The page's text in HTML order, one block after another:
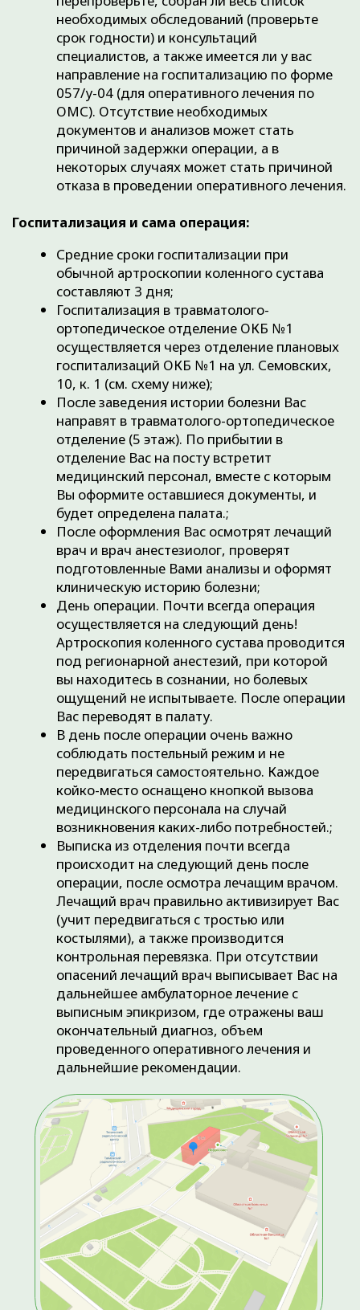
В день после операции очень важно
соблюдать постельный режим и не
передвигаться самостоятельно. Каждое
койко-место оснащено кнопкой вызова
медицинского персонала на случай
возникновения каких-либо потребностей.;
Выписка из отделения почти всегда
происходит на следующий день после
операции, после осмотра лечащим врачом.
Лечащий врач правильно активизирует Вас
(учит передвигаться с тростью или
костылями), а также производится
контрольная перевязка. При отсутствии
опасений лечащий врач выписывает Вас на
дальнейшее амбулаторное лечение с
окончательный диагноз, объем
проведенного оперативного лечения и
дальнейшие рекомендации.
Период после выписки из стационара:
Средние сроки временной
нетрудоспособности после обычной
артроскопии коленного сустава составляют
около 2 недель у представителей
нерабочих специальностей и около 3-4
недель у пациентов рабочих
специальностей.;
Дальнейшее лечение проводится у
травматолога в амбулаторных условиях в
поликлинике по м/ж, либо в других
учреждениях поликлинического типа;
Перевязки и снятие швов осуществляются
врачом поликлиники в среднем на 5-7
сутки;
Важной рекомендацией после артроскопии
коленного сустава, на которой стоит
заострить отдельное внимание, является
ограничение глубокого сгибания (более 90
градусов) в коленном суставе на срок не
менее 1 недели. Это очень важно для
минимизации рисков послеоперационного
кровотечения в полость сустава и для более
быстрого заживления оперированной
Все остальные моменты, касающиеся
медикаментов и рекомендаций по ведению
Вас в послеоперационном периоде, будут
отражены в Вашем выписном эпикризе.
ОСТАЛИСЬ ВОПРОСЫ?
Оставьте свои данные, и наш администратор
свяжется с вами для подбора удобного времени.
+7
ЖДУ ЗВОНКА